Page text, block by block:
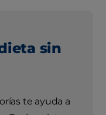
sin
te ayuda a